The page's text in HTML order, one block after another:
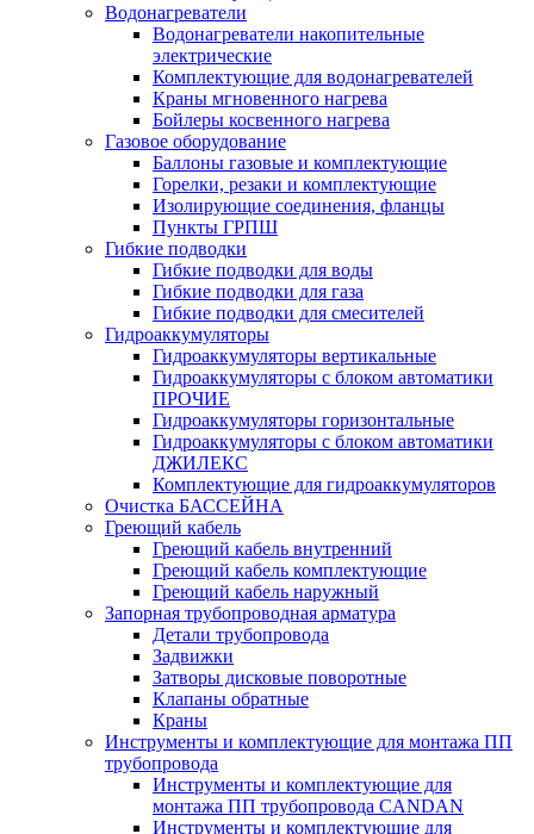
Водонагреватели
Водонагреватели накопительные
электрические
Комплектующие для водонагревателей
Краны мгновенного нагрева
Бойлеры косвенного нагрева
Газовое оборудование
Баллоны газовые и комплектующие
Горелки, резаки и комплектующие
Изолирующие соединения, фланцы
Пункты ГРПШ
Гибкие подводки
Гибкие подводки для воды
Гибкие подводки для газа
Гибкие подводки для смесителей
Гидроаккумуляторы
Гидроаккумуляторы вертикальные
Гидроаккумуляторы с блоком автоматики
ПРОЧИЕ
Гидроаккумуляторы горизонтальные
Гидроаккумуляторы с блоком автоматики
ДЖИЛЕКС
Комплектующие для гидроаккумуляторов
Очистка БАССЕЙНА
Греющий кабель
Греющий кабель внутренний
Греющий кабель комплектующие
Греющий кабель наружный
Запорная трубопроводная арматура
Детали трубопровода
Задвижки
Затворы дисковые поворотные
Клапаны обратные
Краны
Инструменты и комплектующие для монтажа ПП
трубопровода
Инструменты и комплектующие для
монтажа ПП трубопровода CANDAN
Инструменты и комплектующие для